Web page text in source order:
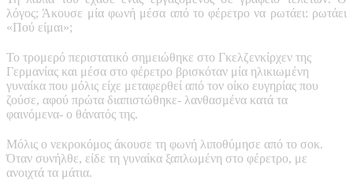
λόγος; Άκουσε μία φωνή μέσα από το φέρετρο να ρωτάει: ρωτάει
«Πού είμαι»;
Το τρομερό περιστατικό σημειώθηκε στο Γκελζενκίρχεν της
Γερμανίας και μέσα στο φέρετρο βρισκόταν μία ηλικιωμένη
γυναίκα που μόλις είχε μεταφερθεί από τον οίκο ευγηρίας που
ζούσε, αφού πρώτα διαπιστώθηκε- λανθασμένα κατά τα
φαινόμενα- ο θάνατός της.
Μόλις ο νεκροκόμος άκουσε τη φωνή λιποθύμησε από το σοκ.
Όταν συνήλθε, είδε τη γυναίκα ξαπλωμένη στο φέρετρο, με
ανοιχτά τα μάτια.